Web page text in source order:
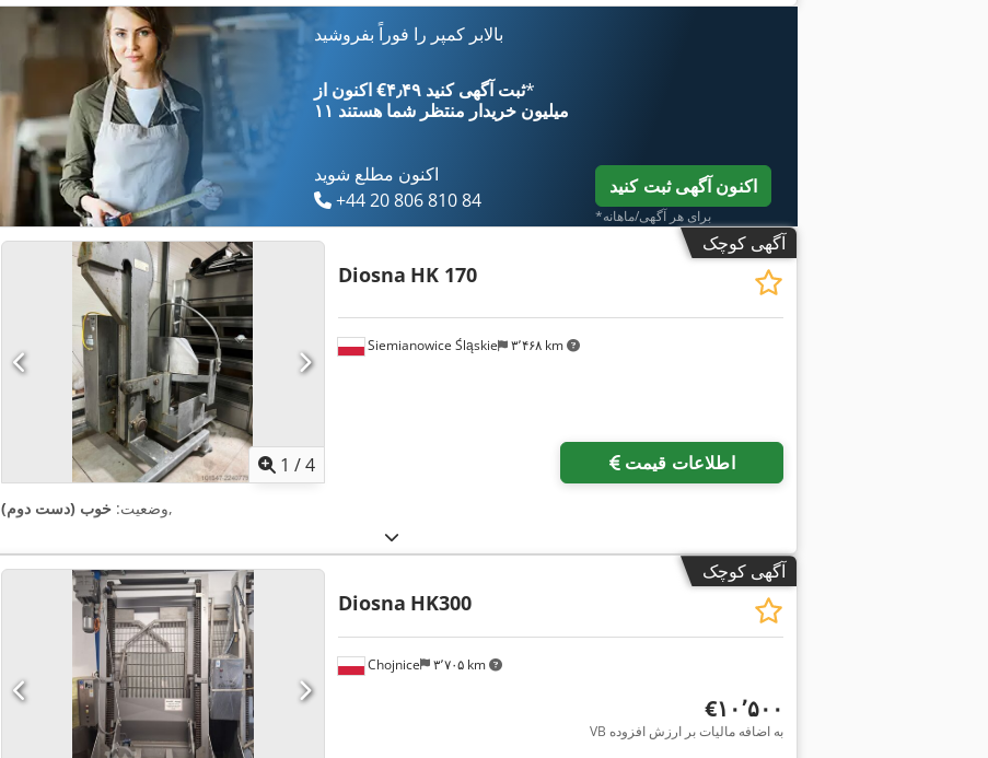
بالابر کمپر را فوراً بفروشید
اکنون از ‎€۴٫۴۹ ثبت آگهی کنید*
۱۱ میلیون خریدار منتظر شما هستند
اکنون مطلع شوید
+44 20 806 810 84
اکنون آگهی ثبت کنید
*برای هر آگهی/ماهانه
آگهی کوچک
1 /4
Siemianowice Śląskie ۳٬۴۶۸ km
Diosna HK 170
اطلاعات قیمت
وضعیت: خوب (دست دوم) ,
آگهی کوچک
Chojnice ۳٬۷۰۵ km
Diosna HK300
‎€۱۰٬۵۰۰
VB به اضافه مالیات بر ارزش افزوده